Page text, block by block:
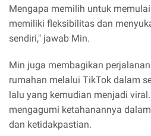
Mengapa memilih untuk
memiliki fleksibilitas dan
sendiri," jawab Min.
Min juga membagikan
rumahan melalui TikTok dalam
lalu yang kemudian menjadi
mengagumi ketahanannya
dan ketidakpastian.